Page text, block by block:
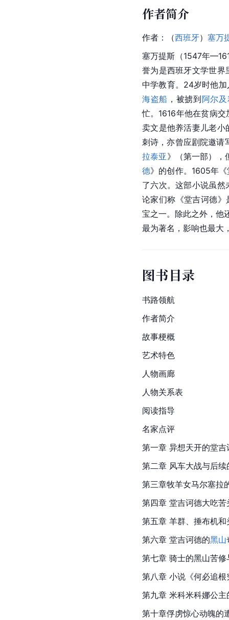
作者简介
作者：（西班牙） 塞万
塞万提斯（1547年
誉为是西班牙文学世界
中学教育。24岁时他
海盗船 ，被掳到阿尔
忙。1616年他在贫病
卖文是他养活妻儿老小
刺诗，亦曾应剧院邀请
拉泰亚 》（第一部），
德》的创作。1605年
了六次。这部小说虽
论家们称《堂吉诃德》
宝之一。除此之外，他
最为著名，影响也最大
图书目录
书路领航
作者简介
故事梗概
艺术特色
人物画廊
人物关系表
阅读指导
名家点评
第一章 异想天开的堂
第二章 风车大战与后
第三章牧羊女马尔塞拉
第四章 堂吉诃德大吃
第五章 羊群、捶布机
第六章 堂吉诃德的黑山
第七章 骑士的黑山苦
第八章 小说《何必追根
第九章 米科米科娜公
第十章俘虏惊心动魄的